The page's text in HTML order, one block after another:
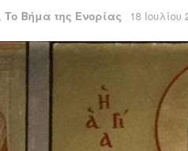
Το Βήμα της Ενορίας 18 Ιουλίου